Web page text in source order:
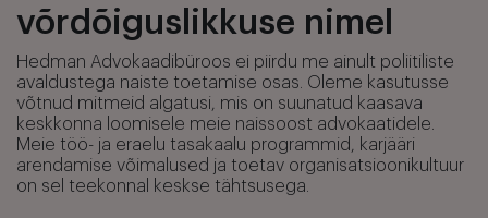
võrdõiguslikkuse nimel
Hedman Advokaadibüroos ei piirdu me ainult poliitiliste
avaldustega naiste toetamise osas. Oleme kasutusse
võtnud mitmeid algatusi, mis on suunatud kaasava
keskkonna loomisele meie naissoost advokaatidele.
Meie töö- ja eraelu tasakaalu programmid, karjääri
arendamise võimalused ja toetav organisatsioonikultuur
on sel teekonnal keskse tähtsusega.